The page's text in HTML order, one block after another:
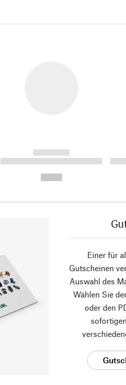
------------
----------- ----------- ----------
Einer für
Gutscheinen
Auswahl des
Wählen Sie
oder den